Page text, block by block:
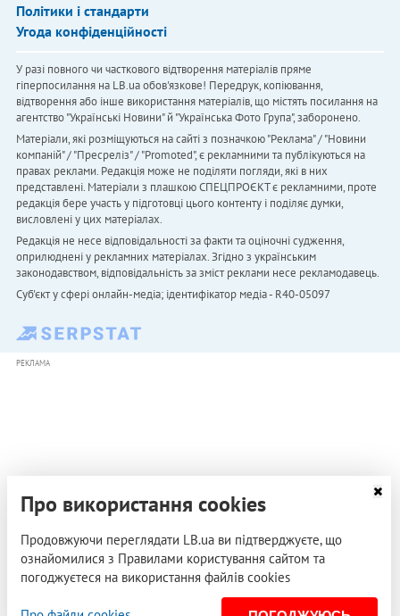
Політики і стандарти
Угода конфіденційності
У разі повного чи часткового відтворення матеріалів пряме
гіперпосилання на LB.ua обов'язкове! Передрук, копіювання,
відтворення або інше використання матеріалів, що містять посилання на
агентство "Українськi Новини" й "Українська Фото Група", заборонено.
Матеріали, які розміщуються на сайті з позначкою "Реклама" / "Новини
компаній" / "Пресреліз" / "Promoted", є рекламними та публікуються на
правах реклами. Редакція може не поділяти погляди, які в них
представлені. Матеріали з плашкою СПЕЦПРОЄКТ є рекламними, проте
редакція бере участь у підготовці цього контенту і поділяє думки,
висловлені у цих матеріалах.
Редакція не несе відповідальності за факти та оціночні судження,
оприлюднені у рекламних матеріалах. Згідно з українським
законодавством, відповідальність за зміст реклами несе рекламодавець.
Cуб'єкт у сфері онлайн-медіа; ідентифікатор медіа - R40-05097
РЕКЛАМА
Про використання cookies
Продовжуючи переглядати LB.ua ви підтверджуєте, що
ознайомилися з Правилами користування сайтом та
погоджуєтеся на використання файлів cookies